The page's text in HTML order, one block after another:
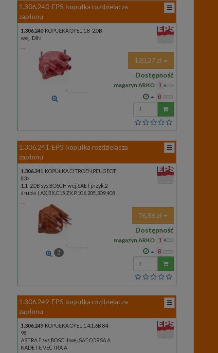
1.306.240 EPS kopułka rozdzielacza
zapłonu
1.306.240 KOPUŁKA OPEL 1.8-2.0B
wej. DIN
120,27 zł
Dostępność
magazyn ARKO 1
0
Wprowadź
ilość
1.306.241 EPS kopułka rozdzielacza
zapłonu
1.306.241 KOPUŁKA CITROEN,PEUGEOT
83>
1.1-2.0B sys.BOSCH wej.SAE ( przyk.2-
śrubki ) AX,BX,C15,ZX P.106,205,309,405
2
76,86 zł
Dostępność
magazyn ARKO 1
0
Wprowadź
ilość
1.306.249 EPS kopułka rozdzielacza
zapłonu
1.306.249 KOPUŁKA OPEL 1.4,1.6B 84-
98
ASTRA F sys.BOSCH wej.SAE CORSA A
KADET E VECTRA A